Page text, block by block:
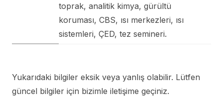
toprak, analitik kimya, gürültü
koruması, CBS, ısı merkezleri, ısı
sistemleri, ÇED, tez semineri.
Yukarıdaki bilgiler eksik veya yanlış olabilir. Lütfen
güncel bilgiler için bizimle iletişime geçiniz.